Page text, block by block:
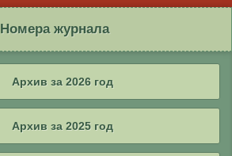
Номера журнала
Архив за 2026 год
Архив за 2025 год